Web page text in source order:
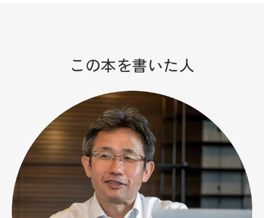
この本を書いた人